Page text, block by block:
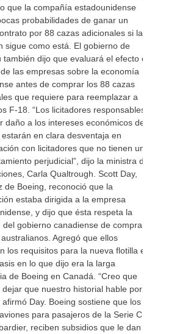
que la compañía estadounidense
probabilidades de ganar un
por 88 cazas adicionales si la
sigue como está. El gobierno de
también dijo que evaluará el efecto en
las empresas sobre la economía
antes de comprar los 88 cazas
que requiere para reemplazar a
F-18. “Los licitadores responsables
daño a los intereses económicos de
en clara desventaja en
con licitadores que no tienen un
perjudicial”, dijo la ministra de
Carla Qualtrough. Scott Day,
de Boeing, reconoció que la
estaba dirigida a la empresa
y dijo que ésta respeta la
del gobierno canadiense de comprar
Agregó que ellos
los requisitos para la nueva flotilla e
en lo que dijo era la larga
de Boeing en Canadá. “Creo que
que nuestro historial hable por sí
afirmó Day. Boeing sostiene que los
para pasajeros de la Serie C,
reciben subsidios que le dan